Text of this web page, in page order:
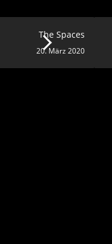
The Spaces
20. März 2020